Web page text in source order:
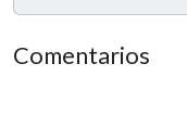
Comentarios